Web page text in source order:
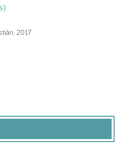
2017